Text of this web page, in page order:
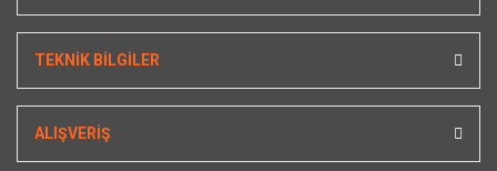
TEKNİK BİLGİLER
ALIŞVERİŞ